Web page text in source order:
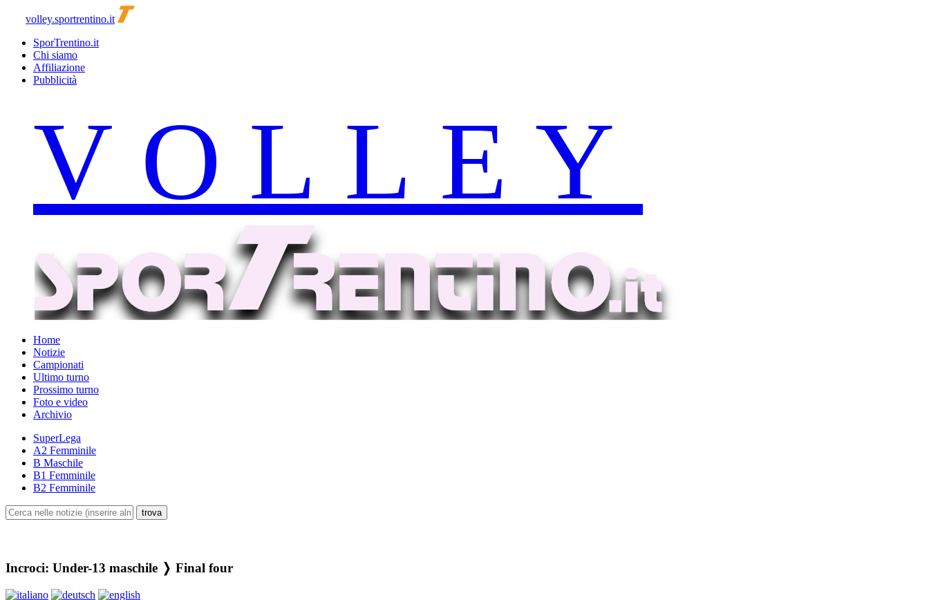
volley.sportrentino.it
SporTrentino.it
Chi siamo
Affiliazione
Pubblicità
Home
Notizie
Campionati
Ultimo turno
Prossimo turno
Foto e video
Archivio
SuperLega
A2 Femminile
B Maschile
B1 Femminile
B2 Femminile
Incroci: Under-13 maschile ❭ Final four